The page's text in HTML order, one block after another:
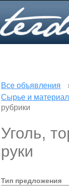
Все объявления
Сырье и
рубрики
Уголь,
руки
Тип предложения